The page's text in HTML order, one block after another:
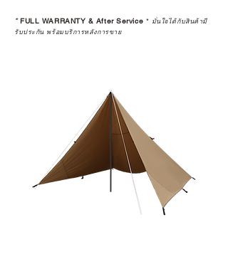
*FULL WARRANTY & After Service * มั่นใจได้กับสินค้ามี
รับประกัน พร้อมบริการหลังการขาย